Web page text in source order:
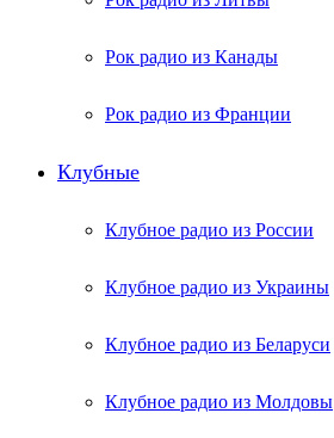
Рок радио из Канады
Рок радио из Франции
Клубные
Клубное радио из России
Клубное радио из Украины
Клубное радио из Беларуси
Клубное радио из Молдовы